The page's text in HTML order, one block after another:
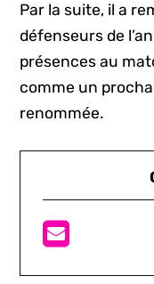
Par la suite, il a
défenseurs de
présences au
comme un
renommée.